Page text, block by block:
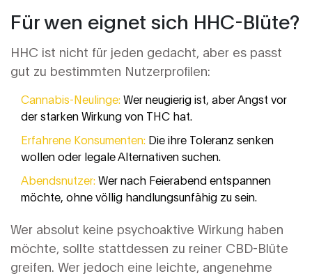
Für wen eignet sich HHC-Blüte?
HHC ist nicht für jeden gedacht, aber es passt
gut zu bestimmten Nutzerprofilen:
Cannabis-Neulinge:Wer neugierig ist, aber Angst vor
der starken Wirkung von THC hat.
Erfahrene Konsumenten: Die ihre Toleranz senken
wollen oder legale Alternativen suchen.
Abendsnutzer:Wer nach Feierabend entspannen
möchte, ohne völlig handlungsunfähig zu sein.
Wer absolut keine psychoaktive Wirkung haben
möchte, sollte stattdessen zu reiner CBD-Blüte
greifen. Wer jedoch eine leichte, angenehme